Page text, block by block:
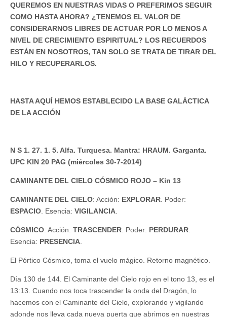
QUEREMOS EN NUESTRAS VIDAS O PREFERIMOS SEGUIR
COMO HASTA AHORA? ¿TENEMOS EL VALOR DE
CONSIDERARNOS LIBRES DE ACTUAR POR LO MENOS A
NIVEL DE CRECIMIENTO ESPIRITUAL? LOS RECUERDOS
ESTÁN EN NOSOTROS, TAN SOLO SE TRATA DE TIRAR DEL
HILO Y RECUPERARLOS.
HASTA AQUÍ HEMOS ESTABLECIDO LA BASE GALÁCTICA
DE LA ACCIÓN
N S 1. 27. 1. 5. Alfa. Turquesa. Mantra: HRAUM. Garganta.
UPC KIN 20 PAG (miércoles 30-7-2014)
CAMINANTE DEL CIELO CÓSMICO ROJO – Kin 13
CAMINANTE DEL CIELO: Acción: EXPLORAR . Poder:
ESPACIO . Esencia: VIGILANCIA
CÓSMICO: Acción: TRASCENDER . Poder: PERDURAR
Esencia: PRESENCIA
El Pórtico Cósmico, toma el vuelo mágico. Retorno magnético.
Día 130 de 144. El Caminante del Cielo rojo en el tono 13, es el
13:13. Cuando nos toca trascender la onda del Dragón, lo
hacemos con el Caminante del Cielo, explorando y vigilando
adonde nos lleva cada nueva puerta que abrimos en nuestras